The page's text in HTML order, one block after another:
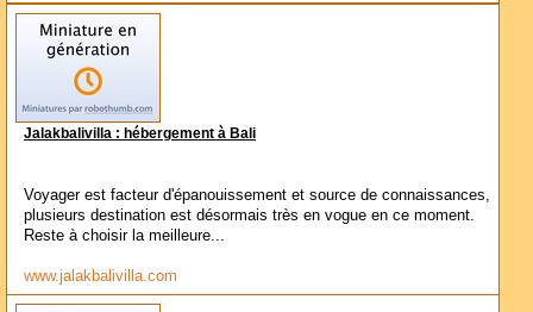
Jalakbalivilla : hébergement à Bali
Voyager est facteur d'épanouissement et source de connaissances,
plusieurs destination est désormais très en vogue en ce moment.
Reste à choisir la meilleure...
www.jalakbalivilla.com